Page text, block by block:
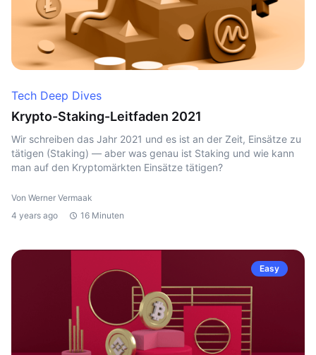
Tech Deep Dives
Krypto-Staking-Leitfaden 2021
Wir schreiben das Jahr 2021 und es ist an der Zeit, Einsätze zu
tätigen (Staking) — aber was genau ist Staking und wie kann
man auf den Kryptomärkten Einsätze tätigen?
Von Werner Vermaak
4 years ago
16 Minuten
Easy